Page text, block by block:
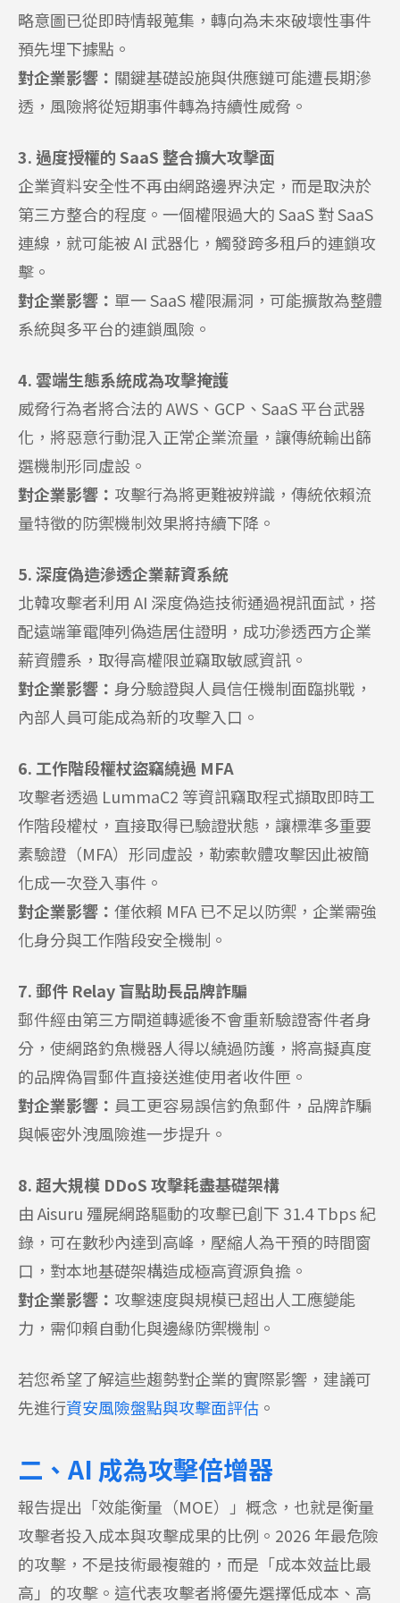
略意圖已從即時情報蒐集，轉向為未來破壞性事件
預先埋下據點。
對企業影響： 關鍵基礎設施與供應鏈可能遭長期滲
透，風險將從短期事件轉為持續性威脅。
3. 過度授權的 SaaS 整合擴大攻擊面
企業資料安全性不再由網路邊界決定，而是取決於
第三方整合的程度。一個權限過大的 SaaS 對 SaaS
連線，就可能被 AI 武器化，觸發跨多租戶的連鎖攻
擊。
對企業影響： 單一 SaaS 權限漏洞，可能擴散為整體
系統與多平台的連鎖風險。
4. 雲端生態系統成為攻擊掩護
威脅行為者將合法的 AWS、GCP、SaaS 平台武器
化，將惡意行動混入正常企業流量，讓傳統輸出篩
選機制形同虛設。
對企業影響： 攻擊行為將更難被辨識，傳統依賴流
量特徵的防禦機制效果將持續下降。
5. 深度偽造滲透企業薪資系統
北韓攻擊者利用 AI 深度偽造技術通過視訊面試，搭
配遠端筆電陣列偽造居住證明，成功滲透西方企業
薪資體系，取得高權限並竊取敏感資訊。
對企業影響： 身分驗證與人員信任機制面臨挑戰，
內部人員可能成為新的攻擊入口。
6. 工作階段權杖盜竊繞過 MFA
攻擊者透過 LummaC2 等資訊竊取程式擷取即時工
作階段權杖，直接取得已驗證狀態，讓標準多重要
素驗證（MFA）形同虛設，勒索軟體攻擊因此被簡
化成一次登入事件。
對企業影響： 僅依賴 MFA 已不足以防禦，企業需強
化身分與工作階段安全機制。
7. 郵件 Relay 盲點助長品牌詐騙
郵件經由第三方閘道轉遞後不會重新驗證寄件者身
分，使網路釣魚機器人得以繞過防護，將高擬真度
的品牌偽冒郵件直接送進使用者收件匣。
對企業影響： 員工更容易誤信釣魚郵件，品牌詐騙
與帳密外洩風險進一步提升。
8. 超大規模 DDoS 攻擊耗盡基礎架構
由 Aisuru 殭屍網路驅動的攻擊已創下 31.4 Tbps 紀
錄，可在數秒內達到高峰，壓縮人為干預的時間窗
口，對本地基礎架構造成極高資源負擔。
對企業影響： 攻擊速度與規模已超出人工應變能
力，需仰賴自動化與邊緣防禦機制。
若您希望了解這些趨勢對企業的實際影響，建議可
先進行資安風險盤點與攻擊面評估 。
二、AI 成為攻擊倍增器
報告提出「效能衡量（MOE）」概念，也就是衡量
攻擊者投入成本與攻擊成果的比例。2026 年最危險
的攻擊，不是技術最複雜的，而是「成本效益比最
高」的攻擊。這代表攻擊者將優先選擇低成本、高